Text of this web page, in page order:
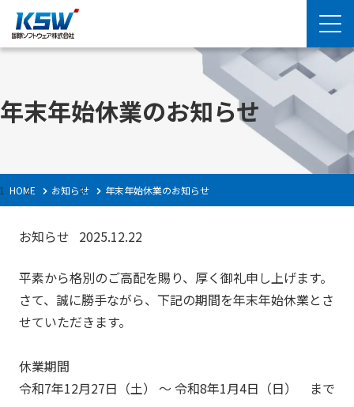
年末年始休業のお知らせ
HOME お知らせ 年末年始休業のお知らせ
お知らせ 2025.12.22
平素から格別のご高配を賜り、厚く御礼申し上げます。
さて、誠に勝手ながら、下記の期間を年末年始休業とさ
せていただきます。
休業期間
令和7年12月27日（土） ～ 令和8年1月4日（日） まで